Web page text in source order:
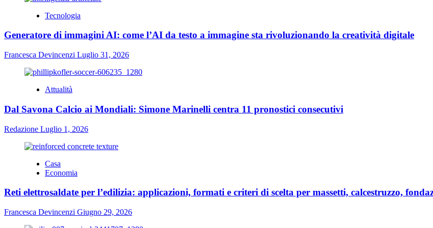
Tecnologia
Generatore di immagini AI: come l’AI da testo a immagine sta rivoluzionando la creatività digitale
Francesca Devincenzi Luglio 31, 2026
Attualità
Dal Savona Calcio ai Mondiali: Simone Marinelli centra 11 pronostici consecutivi
Redazione Luglio 1, 2026
Casa
Economia
Reti elettrosaldate per l’edilizia: applicazioni, formati e criteri di scelta per massetti, calcestruzzo,
Francesca Devincenzi Giugno 29, 2026